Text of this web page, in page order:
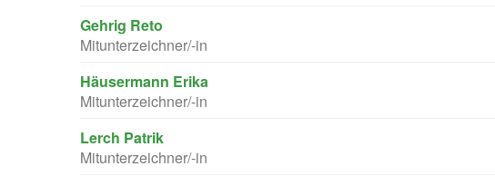
Gehrig Reto
Mitunterzeichner/-in
Häusermann Erika
Mitunterzeichner/-in
Lerch Patrik
Mitunterzeichner/-in